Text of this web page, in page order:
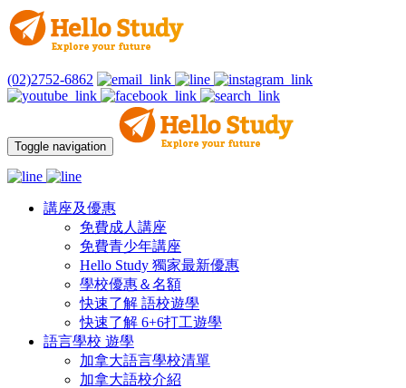
(02)2752-6862
Toggle navigation
講座及優惠
免費成人講座
免費青少年講座
Hello Study 獨家最新優惠
學校優惠＆名額
快速了解 語校遊學
快速了解 6+6打工遊學
語言學校 遊學
加拿大語言學校清單
加拿大語校介紹